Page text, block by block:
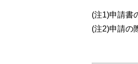
(注1)申請書
(注2)申請の